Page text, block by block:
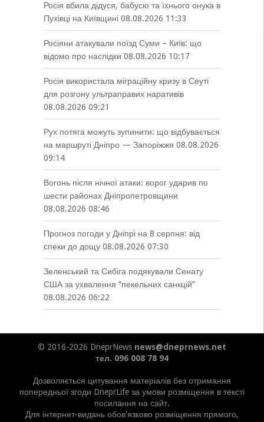
Росія вбила дідуся, бабусю та їхнього онука в
Пухівці на Київщині 08.08.2026 11:33
Росіяни атакували поїзд Суми – Київ: що
відомо про наслідки 08.08.2026 10:17
Росія використала міграційну кризу в Сеуті
для розгону ультраправих наративів
08.08.2026 09:21
Рух потяга можуть зупинити: що відбувається
на маршруті Дніпро — Запоріжжя 08.08.2026
09:14
Вогонь після нічної атаки: ворог ударив по
шести районах Дніпропетровщини
08.08.2026 08:46
Прогноз погоди у Дніпрі на 8 серпня: від
спеки до дощу 08.08.2026 07:30
Зеленський та Сибіга подякували Сенату
США за ухвалення “пекельних санкцій”
08.08.2026 06:22
© 2016-2026 DneprNews news@dneprnews.net
тел. 096 008 78 94
Дозволяється цитування матеріалів без отримання
попередньої згоди DneprLife за умови розміщення в тексті
посилання на сайт.
Для інтернет-видань обов'язково розміщення прямого,